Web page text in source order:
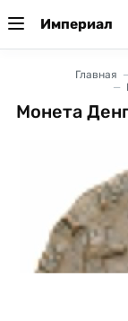
Империал
Главная
Монета